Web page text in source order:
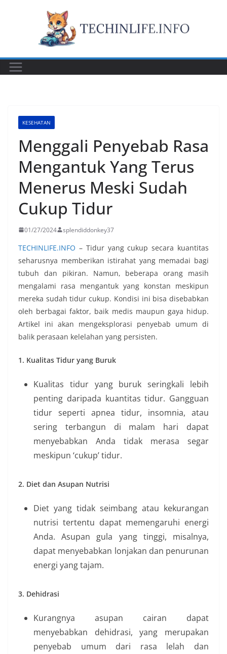
KESEHATAN
Menggali Penyebab Rasa
Mengantuk Yang Terus
Menerus Meski Sudah
Cukup Tidur
01/27/2024 splendiddonkey37
TECHINLIFE.INFO – Tidur yang cukup secara kuantitas
seharusnya memberikan istirahat yang memadai bagi
tubuh dan pikiran. Namun, beberapa orang masih
mengalami rasa mengantuk yang konstan meskipun
mereka sudah tidur cukup. Kondisi ini bisa disebabkan
oleh berbagai faktor, baik medis maupun gaya hidup.
Artikel ini akan mengeksplorasi penyebab umum di
balik perasaan kelelahan yang persisten.
1. Kualitas Tidur yang Buruk
Kualitas tidur yang buruk seringkali lebih
penting daripada kuantitas tidur. Gangguan
tidur seperti apnea tidur, insomnia, atau
sering terbangun di malam hari dapat
menyebabkan Anda tidak merasa segar
meskipun ‘cukup’ tidur.
2. Diet dan Asupan Nutrisi
Diet yang tidak seimbang atau kekurangan
nutrisi tertentu dapat memengaruhi energi
Anda. Asupan gula yang tinggi, misalnya,
dapat menyebabkan lonjakan dan penurunan
energi yang tajam.
3. Dehidrasi
Kurangnya asupan cairan dapat
menyebabkan dehidrasi, yang merupakan
penyebab umum dari rasa lelah dan